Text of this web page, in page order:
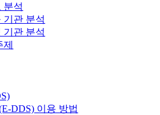
분석
기관 분석
기관 분석
DDS) 이용 방법